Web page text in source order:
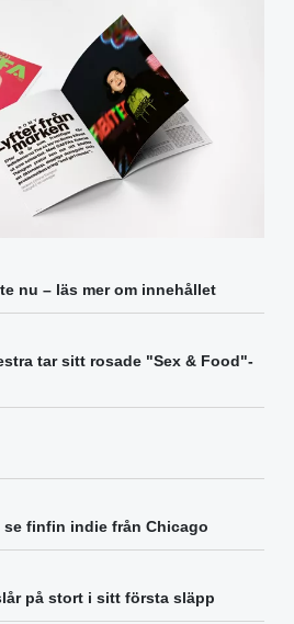
nu – läs mer om innehållet
tar sitt rosade "Sex & Food"-
se finfin indie från Chicago
på stort i sitt första släpp